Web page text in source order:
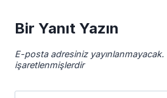
Bir Yanıt Yazın
E-posta adresiniz yayınlanmayacak.
işaretlenmişlerdir